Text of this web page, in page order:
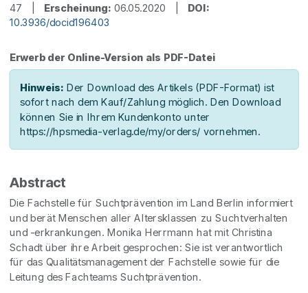
47 | Erscheinung: 06.05.2020 | DOI:
10.3936/docid196403
Erwerb der Online-Version als PDF-Datei
Hinweis: Der Download des Artikels (PDF-Format) ist
sofort nach dem Kauf/Zahlung möglich. Den Download
können Sie in Ihrem Kundenkonto unter
https://hpsmedia-verlag.de/my/orders/ vornehmen.
Abstract
Die Fachstelle für Suchtprävention im Land Berlin informiert
und berät Menschen aller Altersklassen zu Suchtverhalten
und -erkrankungen. Monika Herrmann hat mit Christina
Schadt über ihre Arbeit gesprochen: Sie ist verantwortlich
für das Qualitätsmanagement der Fachstelle sowie für die
Leitung des Fachteams Suchtprävention.